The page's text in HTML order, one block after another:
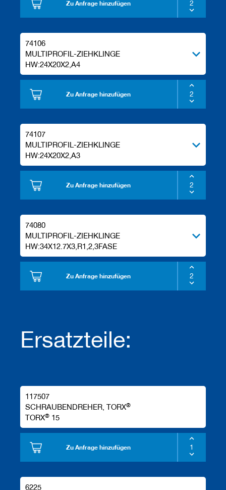
Zu Anfrage hinzufügen
74106
MULTIPROFIL-ZIEHKLINGE
HW:24X20X2,A4
Zu Anfrage hinzufügen
74107
MULTIPROFIL-ZIEHKLINGE
HW:24X20X2,A3
Zu Anfrage hinzufügen
74080
MULTIPROFIL-ZIEHKLINGE
HW:34X12.7X3,R1,2,3FASE
Zu Anfrage hinzufügen
Ersatzteile:
117507
SCHRAUBENDREHER, TORX®
TORX® 15
Zu Anfrage hinzufügen
6225